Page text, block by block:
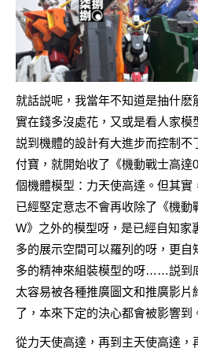
就話説呢，我當年不知道是抽什麽
實在錢多沒處花，又或是看人家模
説到機體的設計有大進步而控制不
付寶，就開始收了《機動戰士高達
個機體模型：力天使高達。但其實
已經堅定意志不會再收除了《機動
W》之外的模型呀，是已經自知家
多的展示空間可以羅列的呀，更自
多的精神來組裝模型的呀……説到
太容易被各種推廣圖文和推廣影片
了，本來下定的決心都會被影響到
從力天使高達，再到主天使高達，